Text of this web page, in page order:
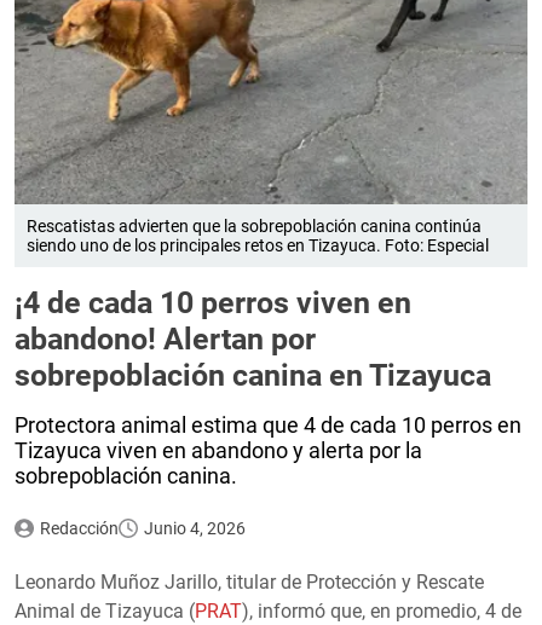
Rescatistas advierten que la sobrepoblación canina continúa
siendo uno de los principales retos en Tizayuca. Foto: Especial
¡4 de cada 10 perros viven en
abandono! Alertan por
sobrepoblación canina en Tizayuca
Protectora animal estima que 4 de cada 10 perros en
Tizayuca viven en abandono y alerta por la
sobrepoblación canina.
Redacción Junio 4, 2026
Leonardo Muñoz Jarillo, titular de Protección y Rescate
Animal de Tizayuca (PRAT), informó que, en promedio, 4 de